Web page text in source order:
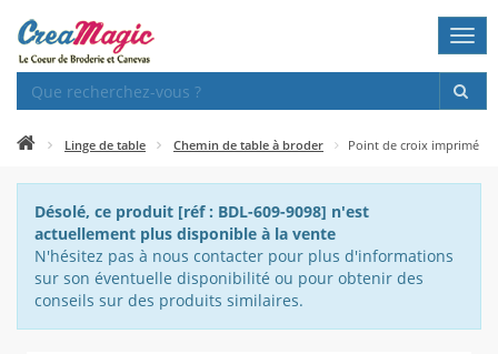
Linge de table Chemin de table à broder Point de croix imprimé
Désolé, ce produit [réf : BDL-609-9098] n'est
actuellement plus disponible à la vente
N'hésitez pas à nous contacter pour plus d'informations
sur son éventuelle disponibilité ou pour obtenir des
conseils sur des produits similaires.